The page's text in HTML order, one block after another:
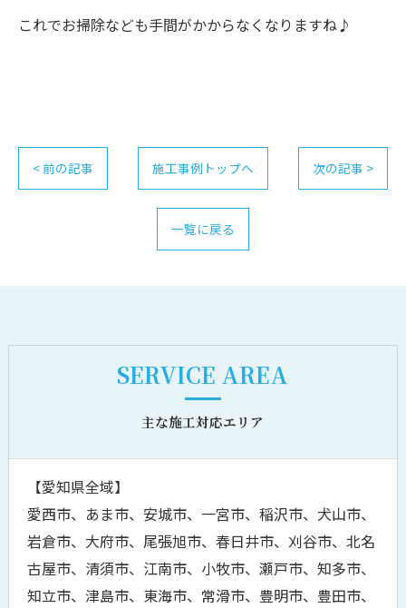
これでお掃除なども手間がかからなくなりますね♪
< 前の記事 施工事例トップへ 次の記事 >
一覧に戻る
主な施工対応エリア
SERVICE AREA
【愛知県全域】
愛西市、あま市、安城市、一宮市、稲沢市、犬山市、
岩倉市、大府市、尾張旭市、春日井市、刈谷市、北名
古屋市、清須市、江南市、小牧市、瀬戸市、知多市、
知立市、津島市、東海市、常滑市、豊明市、豊田市、